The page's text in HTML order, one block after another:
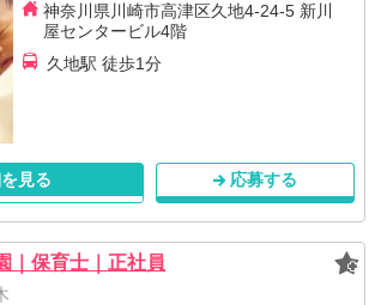
神奈川県川崎市高津区久地4-24-5 新川
屋センタービル4階
久地駅 徒歩1分
見る 応募する
｜保育士｜正社員